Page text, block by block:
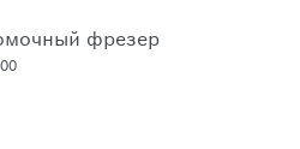
фрезер